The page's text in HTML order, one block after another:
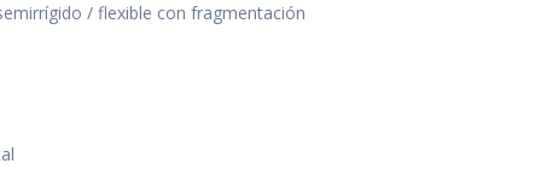
/ flexible con fragmentación